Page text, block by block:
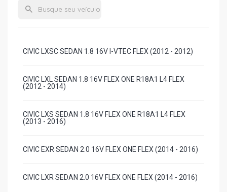
CIVIC LXSC SEDAN 1.8 16V I-VTEC FLEX (2012 - 2012)
CIVIC LXL SEDAN 1.8 16V FLEX ONE R18A1 L4 FLEX
(2012 - 2014)
CIVIC LXS SEDAN 1.8 16V FLEX ONE R18A1 L4 FLEX
(2013 - 2016)
CIVIC EXR SEDAN 2.0 16V FLEX ONE FLEX (2014 - 2016)
CIVIC LXR SEDAN 2.0 16V FLEX ONE FLEX (2014 - 2016)